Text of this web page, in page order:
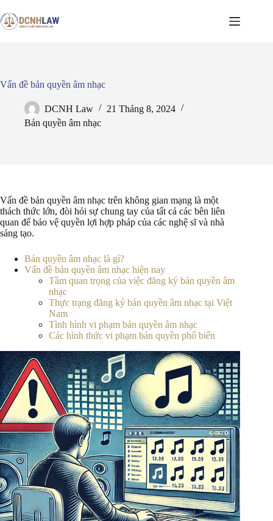
đến
phần
Vấn đề bản quyền âm nhạc
DCNH Law
21 Tháng 8, 2024
Bản quyền âm nhạc
Vấn đề bản quyền âm nhạc trên không gian mạng là một
thách thức lớn, đòi hỏi sự chung tay của tất cả các bên liên
quan để bảo vệ quyền lợi hợp pháp của các nghệ sĩ và nhà
sáng tạo.
Bản quyền âm nhạc là gì?
Vấn đề bản quyền âm nhạc hiện nay
Tầm quan trọng của việc đăng ký bản quyền âm
nhạc
Thực trạng đăng ký bản quyền âm nhạc tại Việt
Nam
Tình hình vi phạm bản quyền âm nhạc
Các hình thức vi phạm bản quyền phổ biến